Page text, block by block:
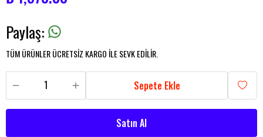
Paylaş:
TÜM ÜRÜNLER ÜCRETSİZ KARGO İLE SEVK EDİLİR.
Sepete Ekle
Satın Al